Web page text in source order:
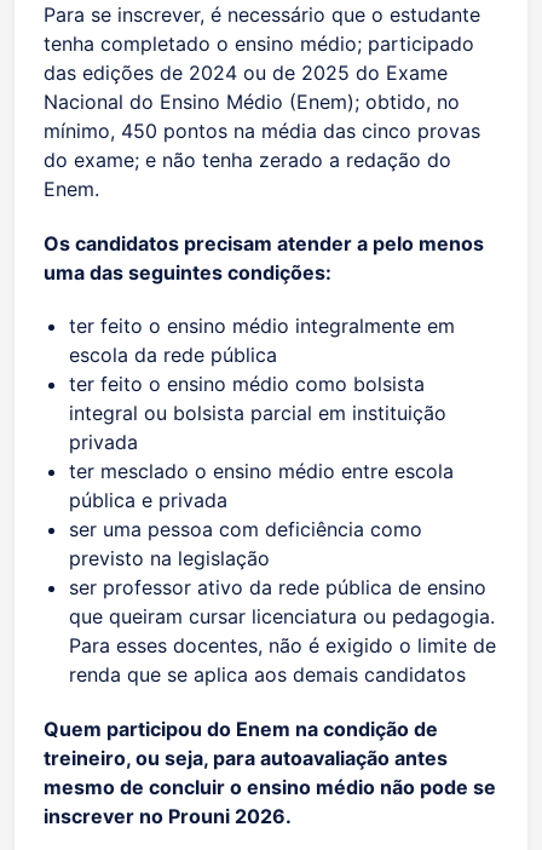
Para se inscrever, é necessário que o estudante
tenha completado o ensino médio; participado
das edições de 2024 ou de 2025 do Exame
Nacional do Ensino Médio (Enem); obtido, no
mínimo, 450 pontos na média das cinco provas
do exame; e não tenha zerado a redação do
Enem.
Os candidatos precisam atender a pelo menos
uma das seguintes condições:
ter feito o ensino médio integralmente em
escola da rede pública
ter feito o ensino médio como bolsista
integral ou bolsista parcial em instituição
privada
ter mesclado o ensino médio entre escola
pública e privada
ser uma pessoa com deficiência como
previsto na legislação
ser professor ativo da rede pública de ensino
que queiram cursar licenciatura ou pedagogia.
Para esses docentes, não é exigido o limite de
renda que se aplica aos demais candidatos
Quem participou do Enem na condição de
treineiro, ou seja, para autoavaliação antes
mesmo de concluir o ensino médio não pode se
inscrever no Prouni 2026.